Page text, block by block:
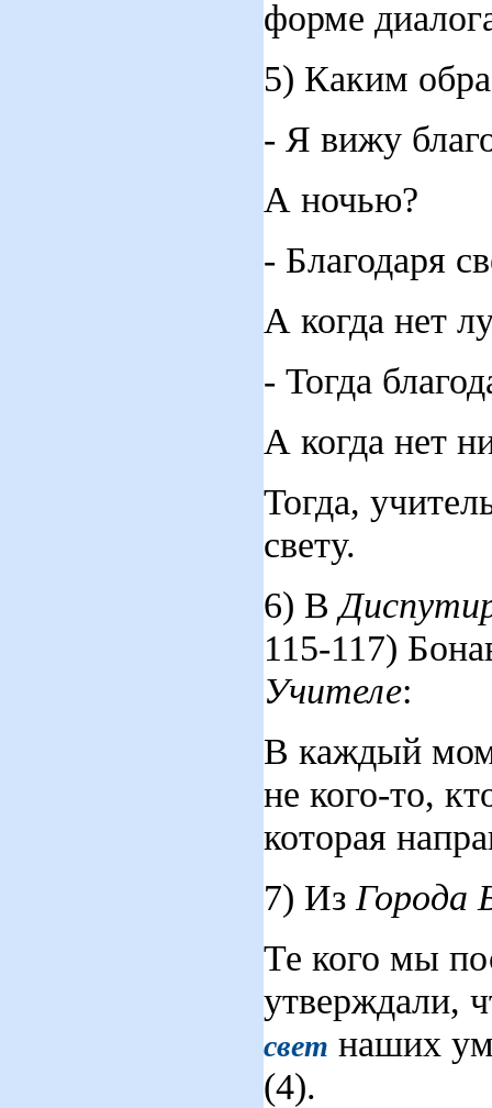
форме
5) Каким
- Я вижу
А ночью?
- Благодаря
А когда нет
- Тогда
А когда нет
Тогда,
свету.
6) В
115-117)
Учителе:
В каждый
не кого-то,
которая
7) Из Города
Те кого мы
утверждали,
свет наших
(4).